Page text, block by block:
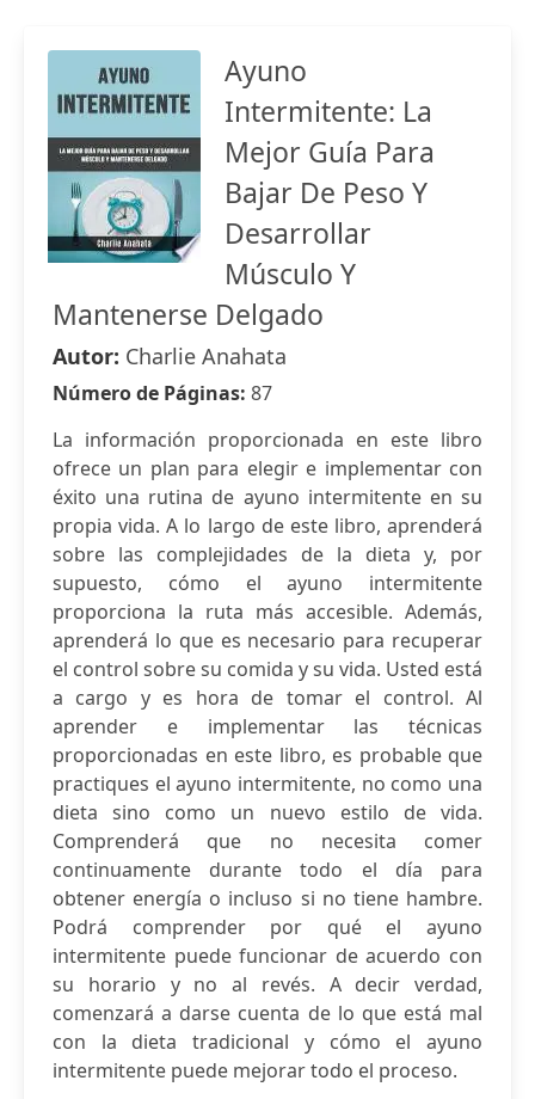
Ayuno
Intermitente: La
Mejor Guía Para
Bajar De Peso Y
Desarrollar
Músculo Y
Mantenerse Delgado
Autor: Charlie Anahata
Número de Páginas: 87
La información proporcionada en este libro
ofrece un plan para elegir e implementar con
éxito una rutina de ayuno intermitente en su
propia vida. A lo largo de este libro, aprenderá
sobre las complejidades de la dieta y, por
supuesto, cómo el ayuno intermitente
proporciona la ruta más accesible. Además,
aprenderá lo que es necesario para recuperar
el control sobre su comida y su vida. Usted está
a cargo y es hora de tomar el control. Al
aprender e implementar las técnicas
proporcionadas en este libro, es probable que
practiques el ayuno intermitente, no como una
dieta sino como un nuevo estilo de vida.
Comprenderá que no necesita comer
continuamente durante todo el día para
obtener energía o incluso si no tiene hambre.
Podrá comprender por qué el ayuno
intermitente puede funcionar de acuerdo con
su horario y no al revés. A decir verdad,
comenzará a darse cuenta de lo que está mal
con la dieta tradicional y cómo el ayuno
intermitente puede mejorar todo el proceso.